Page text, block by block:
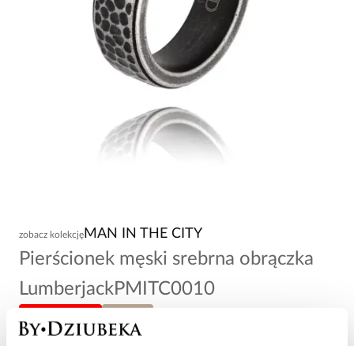
zobacz kolekcję MAN IN THE CITY
Pierścionek męski srebrna obrączka
LumberjackPMITC0010